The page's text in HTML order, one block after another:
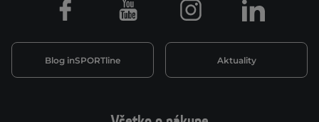
Blog inSPORTline Aktuality
Facebook Youtube Instagram LinkedIn